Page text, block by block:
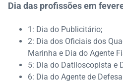
Dia das profissões em
1: Dia do Publicitário;
2: Dia dos Oficiais dos
Marinha e Dia do Agente
5: Dia do Datiloscopista e
6: Dia do Agente de